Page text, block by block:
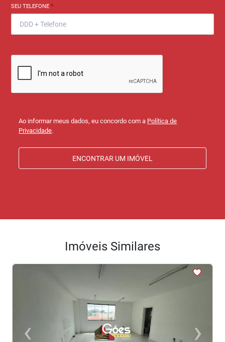
SEU TELEFONE*
Ao informar meus dados, eu concordo com a Política de
Privacidade.
ENCONTRAR UM IMÓVEL
Imóveis Similares
‹Previous ›Next